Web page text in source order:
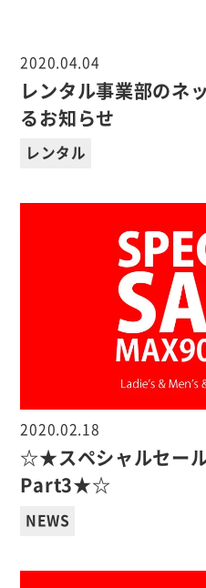
2020.04.04
レンタル事業部のネ
るお知らせ
レンタル
2020.02.18
☆★スペシャルセー
Part3★☆
NEWS